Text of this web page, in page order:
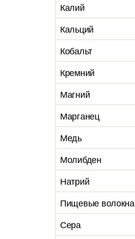
Калий
Кальций
Кобальт
Кремний
Магний
Марганец
Медь
Молибден
Натрий
Пищевые волокна
Сера